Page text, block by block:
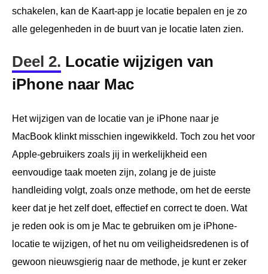
schakelen, kan de Kaart-app je locatie bepalen en je zo
alle gelegenheden in de buurt van je locatie laten zien.
Deel 2. Locatie wijzigen van
iPhone naar Mac
Het wijzigen van de locatie van je iPhone naar je
MacBook klinkt misschien ingewikkeld. Toch zou het voor
Apple-gebruikers zoals jij in werkelijkheid een
eenvoudige taak moeten zijn, zolang je de juiste
handleiding volgt, zoals onze methode, om het de eerste
keer dat je het zelf doet, effectief en correct te doen. Wat
je reden ook is om je Mac te gebruiken om je iPhone-
locatie te wijzigen, of het nu om veiligheidsredenen is of
gewoon nieuwsgierig naar de methode, je kunt er zeker